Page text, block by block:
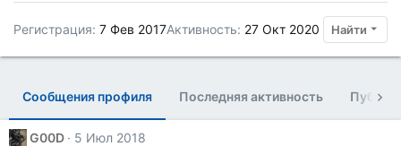
Регистрация 7 Фев 2017Активность 27 Окт 2020 Найти
Сообщения профиля Последняя активность
G00D
5 Июл 2018